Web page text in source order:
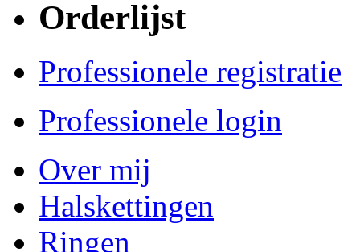
Orderlijst
Professionele registratie
Professionele login
Over mij
Halskettingen
Ringen